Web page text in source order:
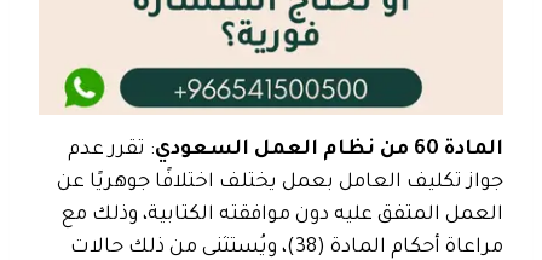
المادة 60 من نظام العمل السعودي​
: تقرر عدم
جواز تكليف العامل بعمل يختلف اختلافًا جوهريًا عن
العمل المتفق عليه دون موافقته الكتابية، وذلك مع
مراعاة أحكام المادة (38)، ويُستثنى من ذلك حالات